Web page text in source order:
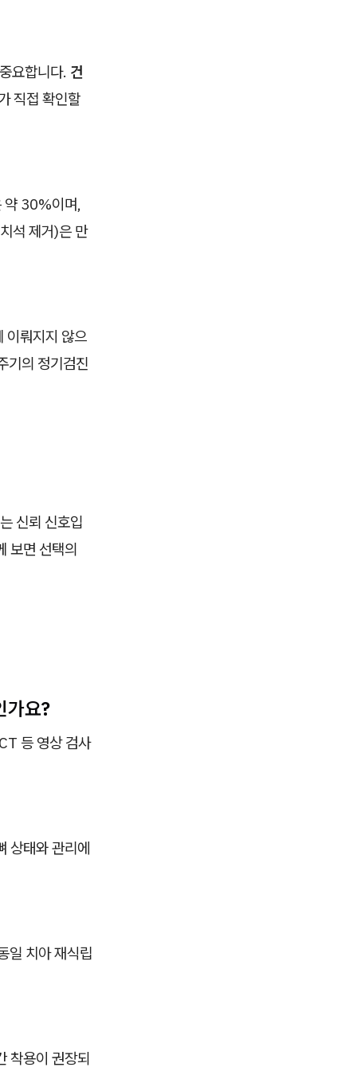
요합니다. 건
직접 확인할
약 30%이며,
석 제거)은 만
이뤄지지 않으
기의 정기검진
신뢰 신호입
보면 선택의
가요?
등 영상 검사
상태와 관리에
일 치아 재식립
착용이 권장되